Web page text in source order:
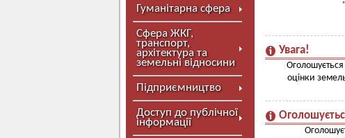
Гуманітарна сфера
Сфера ЖКГ,
транспорт,
архітектура та
земельні відносини
Підприємництво
Доступ до публічної
інформації
Увага!
Оголошується
оцінки